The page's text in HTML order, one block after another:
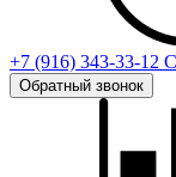
+7 (916) 343-33-12
Обратный звонок